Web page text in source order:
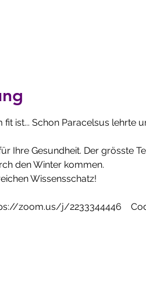
ist... Schon Paracelsus lehrte
Ihre Gesundheit. Der grösste
den Winter kommen.
Wissensschatz!
zoom.us/j/2233344446